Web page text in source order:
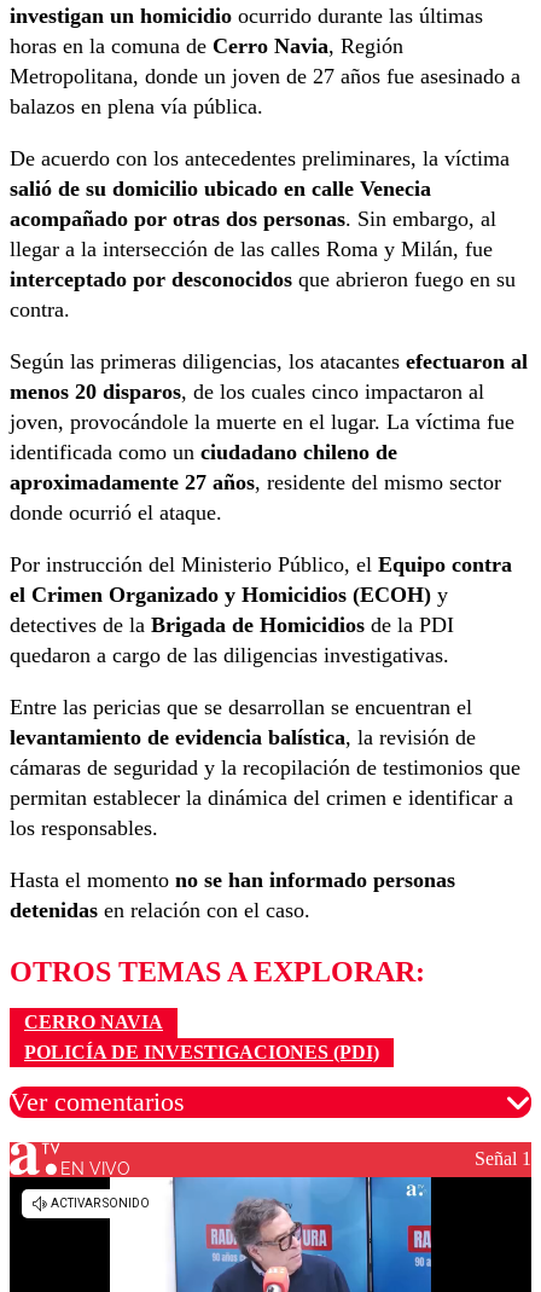
investigan un homicidio ocurrido durante las últimas
horas en la comuna de Cerro Navia, Región
Metropolitana, donde un joven de 27 años fue asesinado a
balazos en plena vía pública.
De acuerdo con los antecedentes preliminares, la víctima
salió de su domicilio ubicado en calle Venecia
acompañado por otras dos personas. Sin embargo, al
llegar a la intersección de las calles Roma y Milán, fue
interceptado por desconocidos que abrieron fuego en su
contra.
Según las primeras diligencias, los atacantes efectuaron al
menos 20 disparos, de los cuales cinco impactaron al
joven, provocándole la muerte en el lugar. La víctima fue
identificada como un ciudadano chileno de
aproximadamente 27 años, residente del mismo sector
donde ocurrió el ataque.
Por instrucción del Ministerio Público, el Equipo contra
el Crimen Organizado y Homicidios (ECOH) y
detectives de la Brigada de Homicidios de la PDI
quedaron a cargo de las diligencias investigativas.
Entre las pericias que se desarrollan se encuentran el
levantamiento de evidencia balística, la revisión de
cámaras de seguridad y la recopilación de testimonios que
permitan establecer la dinámica del crimen e identificar a
los responsables.
Hasta el momento no se han informado personas
detenidas en relación con el caso.
OTROS TEMAS A EXPLORAR:
CERRO NAVIA
POLICÍA DE INVESTIGACIONES (PDI)
Ver comentarios
Los comentarios son moderados para garantizar un
diálogo respetuoso.
EN VIVO Señal 1